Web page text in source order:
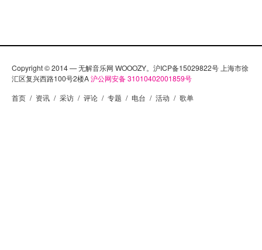
Copyright © 2014 — 无解音乐网 WOOOZY。沪ICP备15029822号 上海市徐
汇区复兴西路100号2楼A沪公网安备 31010402001859号
首页 / 资讯 / 采访 / 评论 / 专题 / 电台 / 活动 / 歌单